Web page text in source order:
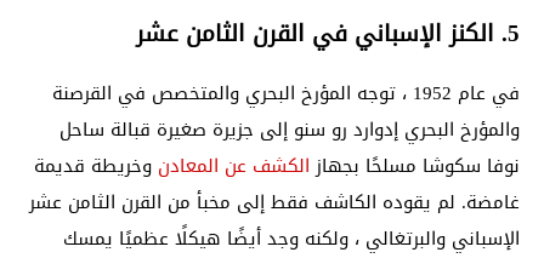
5. الكنز الإسباني في القرن الثامن عشر
في عام 1952 ، توجه المؤرخ البحري والمتخصص في القرصنة
والمؤرخ البحري إدوارد رو سنو إلى جزيرة صغيرة قبالة ساحل
نوفا سكوشا مسلحًا بجهاز الكشف عن المعادن وخريطة قديمة
غامضة. لم يقوده الكاشف فقط إلى مخبأ من القرن الثامن عشر
الإسباني والبرتغالي ، ولكنه وجد أيضًا هيكلًا عظميًا يمسك